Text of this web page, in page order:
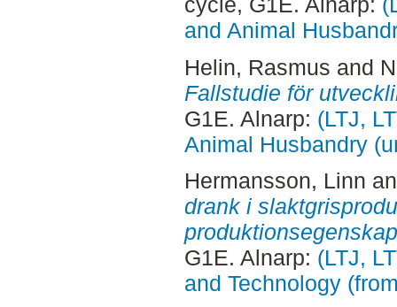
and Animal
Helin, Rasmus and
Fallstudie för
G1E. Alnarp: (LTJ,
Animal Husbandry
Hermansson, Linn
drank i
G1E. Alnarp: (LTJ,
and Technology